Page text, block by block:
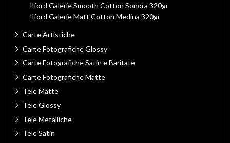
Ilford Galerie Smooth Cotton Sonora 320gr
Ilford Galerie Matt Cotton Medina 320gr
Carte Artistiche
Carte Fotografiche Glossy
Carte Fotografiche Satin e Baritate
Carte Fotografiche Matte
Tele Matte
Tele Glossy
Tele Metalliche
Tele Satin